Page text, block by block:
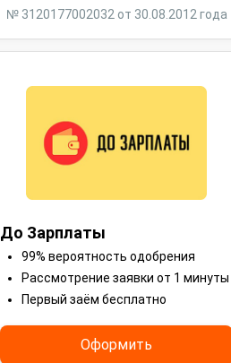
№ 3120177002032 от 30.08.2012 года
До Зарплаты
99% вероятность одобрения
Рассмотрение заявки от 1 минуты
Первый заём бесплатно
Оформить